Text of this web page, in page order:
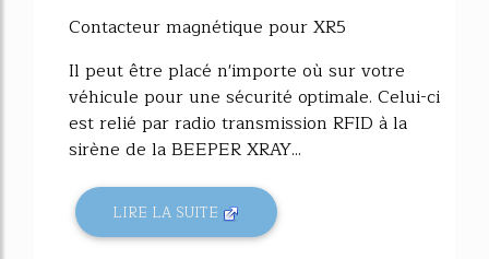
Contacteur magnétique pour XR5
Il peut être placé n'importe où sur votre
véhicule pour une sécurité optimale. Celui-ci
est relié par radio transmission RFID à la
sirène de la BEEPER XRAY...
LIRE LA SUITE